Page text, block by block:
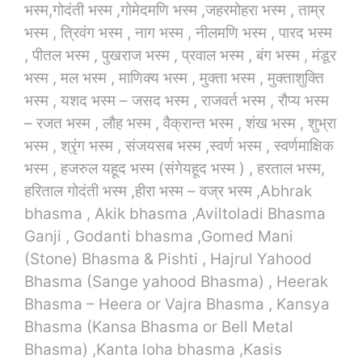
भस्म,गोदंती भस्म ,गोमेदमणि भस्म ,जहरमोहरा भस्म , ताम्र
भस्म , त्रिवंग भस्म , नाग भस्म , नीलमणि भस्म , पारद भस्म
, पीतल भस्म , पुखराज भस्म , प्रवाल भस्म , बंग भस्म , मंडूर
भस्म , मल भस्म , माणिक्य भस्म , मुक्ता भस्म , मुक्ताशुक्ति
भस्म , यशद भस्म – जसद भस्म , राजवर्त भस्म , रौप्य भस्म
– रजत भस्म , लौह भस्म , वैक्रान्त भस्म , शंख भस्म , शुभ्रा
भस्म , श्रृंग भस्म , संजयसब भस्म ,स्वर्ण भस्म , स्वर्णमाक्षिक
भस्म , हजरुल यहूद भस्म (संगेयहूद भस्म ) , हरताल भस्म,
हरिताल गोदंती भस्म ,हीरा भस्म – वज्र भस्म ,Abhrak
bhasma , Akik bhasma ,Aviltoladi Bhasma
Ganji , Godanti bhasma ,Gomed Mani
(Stone) Bhasma & Pishti , Hajrul Yahood
Bhasma (Sange yahood Bhasma) , Heerak
Bhasma – Heera or Vajra Bhasma , Kansya
Bhasma (Kansa Bhasma or Bell Metal
Bhasma) ,Kanta loha bhasma ,Kasis